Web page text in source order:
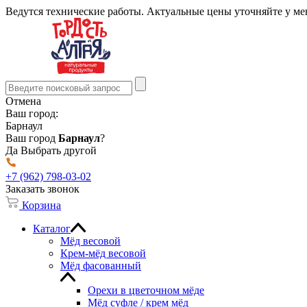
Ведутся технические работы. Актуальные цены уточняйте у
Отмена
Ваш город:
Барнаул
Ваш город Барнаул?
Да Выбрать другой
+7 (962) 798-03-02
Заказать звонок
Корзина
Каталог
Мёд весовой
Крем-мёд весовой
Мёд фасованный
Орехи в цветочном мёде
Мёд суфле / крем мёд